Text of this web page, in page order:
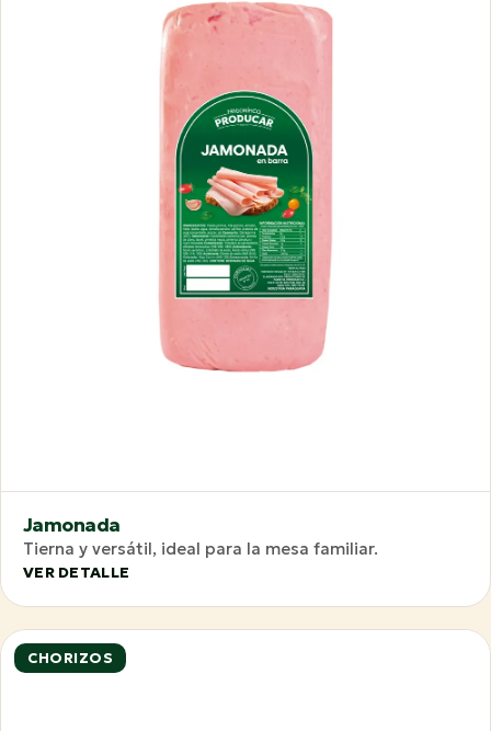
Jamonada
Tierna y versátil, ideal para la mesa familiar.
VER DETALLE
CHORIZOS